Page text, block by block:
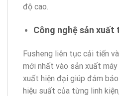
độ cao.
Công nghệ sản xuất
Fusheng liên tục cải tiến
mới nhất vào sản xuất máy
xuất hiện đại giúp đảm
hiệu suất của từng linh